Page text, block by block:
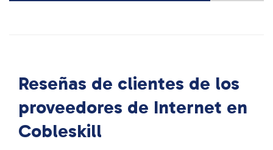
Reseñas de clientes de los
proveedores de Internet en
Cobleskill